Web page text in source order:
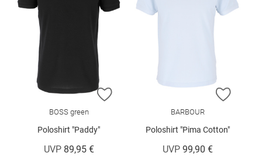
ZUR WUNSCHLISTE HINZUFÜGEN
BOSS green
Poloshirt "Paddy"
UVP 89,95 €
ZUR
BARBOUR
Poloshirt "Pima Cotton"
UVP 99,90 €